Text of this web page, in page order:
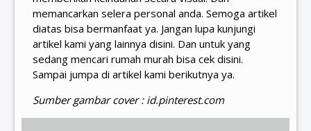
memancarkan selera personal anda. Semoga artikel
diatas bisa bermanfaat ya. Jangan lupa kunjungi
artikel kami yang lainnya disini. Dan untuk yang
sedang mencari rumah murah bisa cek disini.
Sampai jumpa di artikel kami berikutnya ya.
Sumber gambar cover : id.pinterest.com